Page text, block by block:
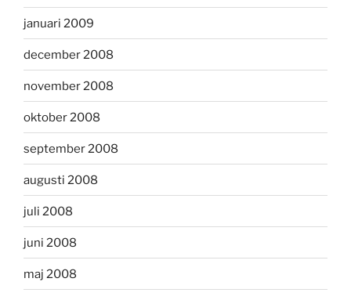
januari 2009
december 2008
november 2008
oktober 2008
september 2008
augusti 2008
juli 2008
juni 2008
maj 2008